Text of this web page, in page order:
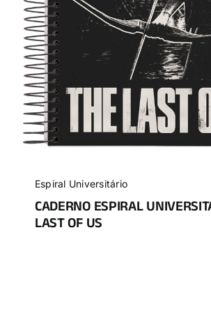
Espiral Universitário
CADERNO ESPIRAL
LAST OF US